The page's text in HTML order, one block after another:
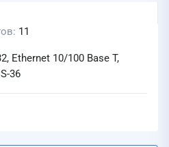
11
Ethernet 10/100 Base T,
36